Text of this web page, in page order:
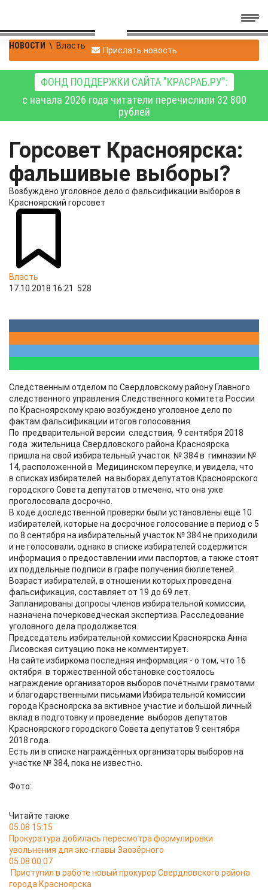
НОВОСТИ \ Власть Прислать новость
ФОНД ПОДДЕРЖКИ САЙТА "КРАСРАБ.РУ":
с начала 2026 года читатели перечислили 32 800
рублей
Горсовет Красноярска:
фальшивые выборы?
Возбуждено уголовное дело о фальсификации выборов в
Красноярский горсовет
Власть
17.10.2018 16:21
528
Следственным отделом по Свердловскому району Главного
следственного управления Следственного комитета России
по Красноярскому краю возбуждено уголовное дело по
фактам фальсификации итогов голосования.
По предварительной версии следствия, 9 сентября 2018
года жительница Свердловского района Красноярска
пришла на свой избирательный участок № 384 в гимназии №
14, расположенной в Медицинском переулке, и увидела, что
в списках избирателей на выборах депутатов Красноярского
городского Совета депутатов отмечено, что она уже
проголосовала досрочно.
В ходе доследственной проверки были установлены ещё 10
избирателей, которые на досрочное голосование в период с 5
по 8 сентября на избирательный участок № 384 не приходили
и не голосовали, однако в списке избирателей содержится
информация о предоставлении ими паспортов, а также стоят
их поддельные подписи в графе получения бюллетеней.
Возраст избирателей, в отношении которых проведена
фальсификация, составляет от 19 до 69 лет.
Запланированы допросы членов избирательной комиссии,
назначена почерковедческая экспертиза. Расследование
уголовного дела продолжается.
Председатель избирательной комиссии Красноярска Анна
Лисовская ситуацию пока не комментирует.
На сайте избиркома последняя информация - о том, что 16
октября в торжественной обстановке состоялось
награждение организаторов выборов почётными грамотами
и благодарственными письмами Избирательной комиссии
города Красноярска за активное участие и большой личный
вклад в подготовку и проведение выборов депутатов
Красноярского городского Совета депутатов 9 сентября
2018 года.
Есть ли в списке награждённых организаторы выборов на
участке № 384, пока не известно.
Фото:
Читайте также
05.08 15:15
Прокуратура добилась пересмотра формулировки
увольнения для экс-главы Заозёрного
05.08 00:07
Приступил в работе новый прокурор Свердловского района
города Красноярска